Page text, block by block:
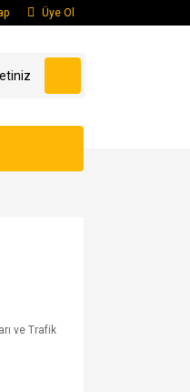
Üye Ol
ve Trafik